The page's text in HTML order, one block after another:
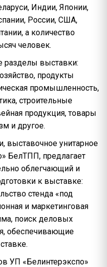
Индии, Японии,
России, США,
а количество
человек.
разделы выставки:
продукты
промышленность,
строительные
продукция, товары
и другое.
выставочное унитарное
БелТПП, предлагает
облегчающий и
к выставке:
стенда «под
и маркетинговая
поиск деловых
обеспечивающие
УП «Белинтерэкспо»